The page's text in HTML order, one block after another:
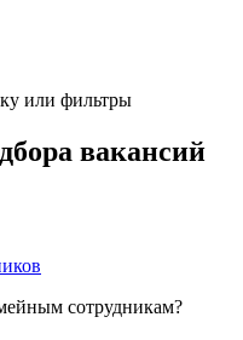
или фильтры
вакансий
сотрудникам?